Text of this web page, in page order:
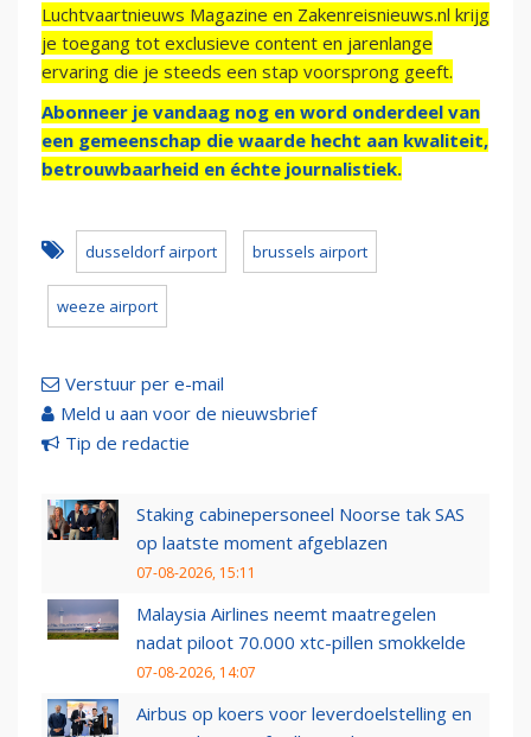
Luchtvaartnieuws Magazine en Zakenreisnieuws.nl krijg
je toegang tot exclusieve content en jarenlange
ervaring die je steeds een stap voorsprong geeft.
Abonneer je vandaag nog en word onderdeel van
een gemeenschap die waarde hecht aan kwaliteit,
betrouwbaarheid en échte journalistiek.
dusseldorf airport brussels airport
weeze airport
Verstuur per e-mail
Meld u aan voor de nieuwsbrief
Tip de redactie
Staking cabinepersoneel Noorse tak SAS
op laatste moment afgeblazen
07-08-2026, 15:11
Malaysia Airlines neemt maatregelen
nadat piloot 70.000 xtc-pillen smokkelde
07-08-2026, 14:07
Airbus op koers voor leverdoelstelling en